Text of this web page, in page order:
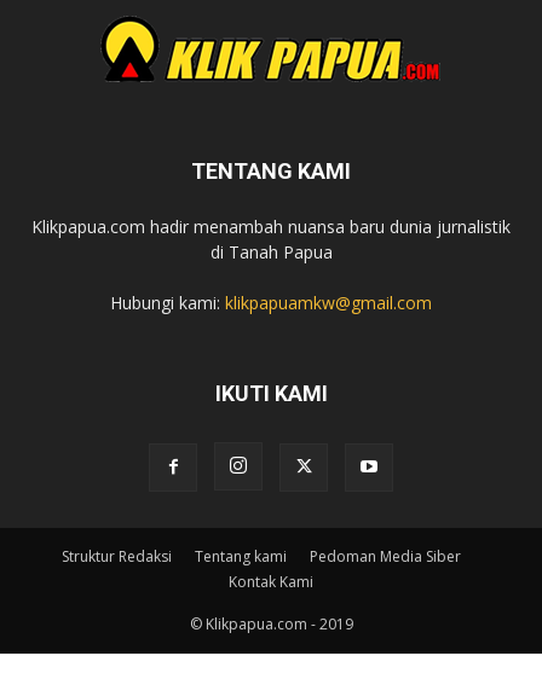
TENTANG KAMI
Klikpapua.com hadir menambah nuansa baru dunia jurnalistik
di Tanah Papua
Hubungi kami: klikpapuamkw@gmail.com
IKUTI KAMI
Struktur Redaksi Tentang kami
Pedoman Media Siber
Kontak Kami
© Klikpapua.com - 2019